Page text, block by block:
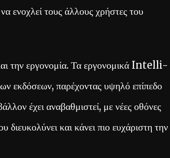
ενοχλεί τους άλλους χρήστες του
την εργονομία. Τα εργονομικά Intelli-
εκδόσεων, παρέχοντας υψηλό επίπεδο
έχει αναβαθμιστεί, με νέες οθόνες
και κάνει πιο ευχάριστη την